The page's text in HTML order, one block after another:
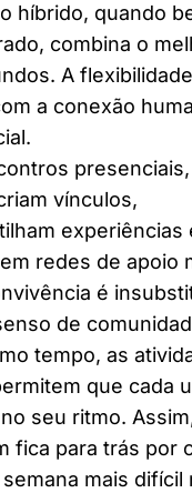
híbrido, quando
combina o
A
a conexão
vínculos,
experiências
redes de apoio
é
de
tempo, as
que cada
seu ritmo.
fica para trás por
mais difícil